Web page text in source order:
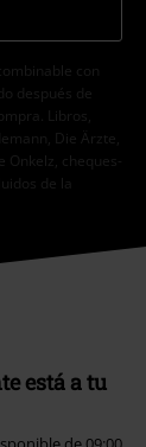
con
después de
Libros,
Die Ärzte,
cheques-
de la
está a tu